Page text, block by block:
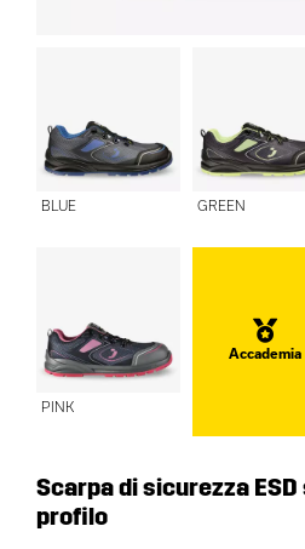
BLUE GREEN
PINK
Accademia
Scarpa di sicurezza
profilo